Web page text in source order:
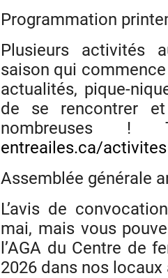
Programmation
Plusieurs activités
saison qui
actualités, pique-
de se rencontrer et
nombreuses
entreailes.ca/activites
Assemblée générale
L’avis de
mai, mais vous
l’AGA du Centre de
2026 dans nos